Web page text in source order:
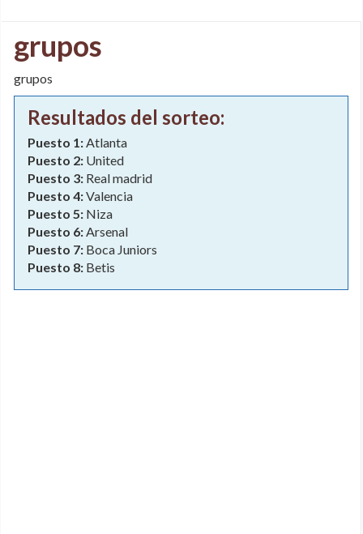
grupos
grupos
Resultados del sorteo:
Puesto 1:Atlanta
Puesto 2: United
Puesto 3: Real madrid
Puesto 4:Valencia
Puesto 5: Niza
Puesto 6:Arsenal
Puesto 7: Boca Juniors
Puesto 8: Betis